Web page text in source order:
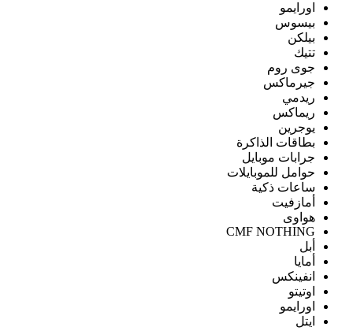
اورايمو
بيسوس
بيلكن
تتيك
جوى روم
جيرماكس
ريدمي
ريماكس
يوجرين
بطاقات الذاكرة
جرابات موبايل
حوامل للموبايلات
ساعات ذكية
أمازفيت
هواوى
CMF NOTHING
أبل
أمايا
انفينكس
اوتيتو
اورايمو
ايتل